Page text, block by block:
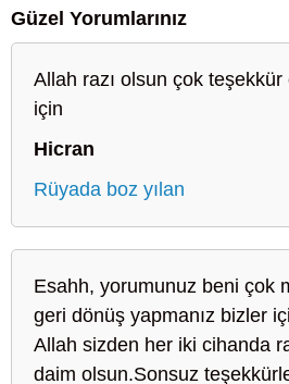
Güzel Yorumlarınız
Allah razı olsun çok
için
Hicran
Rüyada boz yılan
Esahh, yorumunuz beni çok
geri dönüş yapmanız bizler
Allah sizden her iki cihanda
daim olsun.Sonsuz